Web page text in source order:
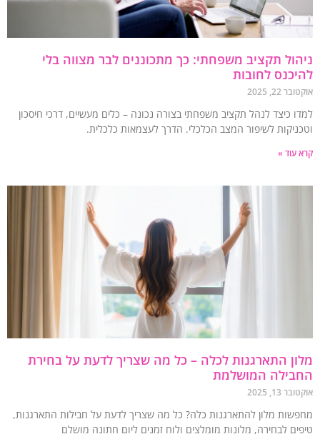
תקציב משפחתי: כך מתכוננים לבר מצווה בלי
לחובות
22, 2025
כיצד לנהל תקציב משפחתי בצורה נכונה – כלים מעשיים, דרכי חיסכון
לשיפור המצב הכלכלי. הדרך לעצמאות כלכלית.
עוד »
התארגנות לכלה – כל מה שצריך לדעת על בחירת
המושלמת
13, 2025
מלון להתארגנות כלה? כל מה שצריך לדעת על חבילות התארגנות,
לבחירה, מלונות מומלצים ולוח זמנים ליום חתונה מושלם